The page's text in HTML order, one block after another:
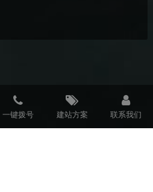
一键拨号 建站方案 联系我们